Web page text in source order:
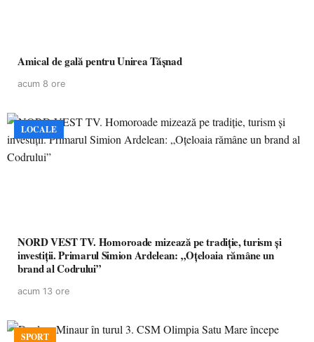
Amical de gală pentru Unirea Tășnad
acum 8 ore
LOCALE
NORD VEST TV. Homoroade mizează pe tradiție, turism și
investiții. Primarul Simion Ardelean: „Oțeloaia rămâne un
brand al Codrului”
acum 13 ore
SPORT